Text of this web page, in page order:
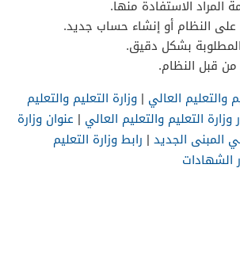
المراد الاستفادة منها.
النظام أو إنشاء حساب جديد.
المطلوبة بشكل دقيق.
من قبل النظام.
والتعليم العالي | وزارة التعليم والتعليم
التعليم والتعليم العالي | عنوان وزارة
المبنى الجديد | رابط وزارة التعليم
الشهادات